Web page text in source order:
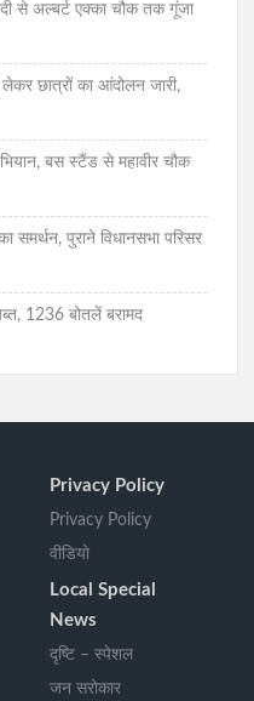
से अल्बर्ट एक्का चौक तक गूंजा
लेकर छात्रों का आंदोलन जारी,
बस स्टैंड से महावीर चौक
समर्थन, पुराने विधानसभा परिसर
1236 बोतलें बरामद
Privacy Policy
Privacy Policy
वीडियो
Local Special
News
दृष्टि – स्पेशल
जन सरोकार